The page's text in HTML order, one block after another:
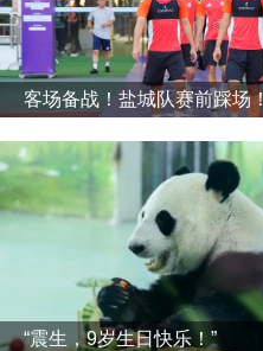
客场备战！盐城队赛前踩场！
“震生，9岁生日快乐！”